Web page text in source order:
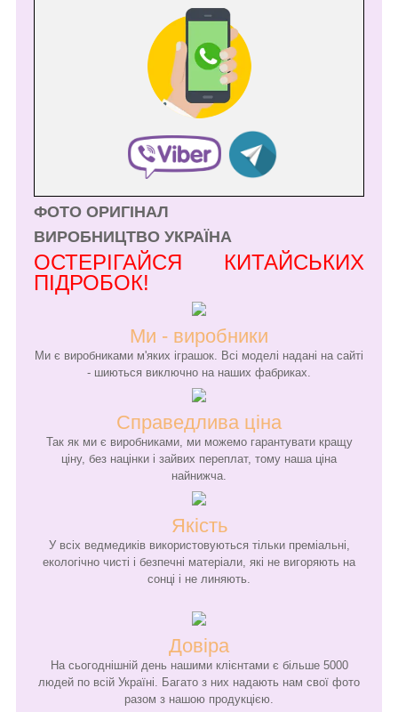
ФОТО ОРИГІНАЛ
ВИРОБНИЦТВО УКРАЇНА
ОСТЕРІГАЙСЯ КИТАЙСЬКИХ
ПІДРОБОК!
Ми - виробники
Ми є виробниками м'яких іграшок. Всі моделі надані на сайті
- шиються виключно на наших фабриках.
Справедлива ціна
Так як ми є виробниками, ми можемо гарантувати кращу
ціну, без націнки і зайвих переплат, тому наша ціна
найнижча.
Якість
У всіх ведмедиків використовуються тільки преміальні,
екологічно чисті і безпечні матеріали, які не вигоряють на
сонці і не линяють.
Довіра
На сьогоднішній день нашими клієнтами є більше 5000
людей по всій Україні. Багато з них надають нам свої фото
разом з нашою продукцією.